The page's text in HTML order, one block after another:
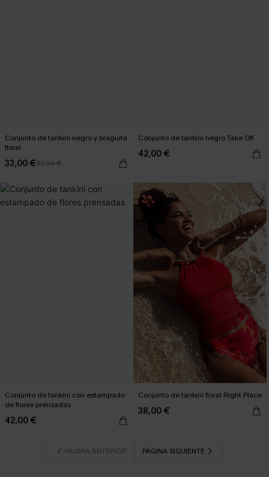
Conjunto de tankini negro y braguita
floral
33,00 €37,00 €
Conjunto de tankini negro Take Off
42,00 €
Conjunto de tankini con estampado
de flores prensadas
42,00 €
Conjunto de tankini floral Right Place
38,00 €
PÁGINA ANTERIOR PÁGINA SIGUIENTE